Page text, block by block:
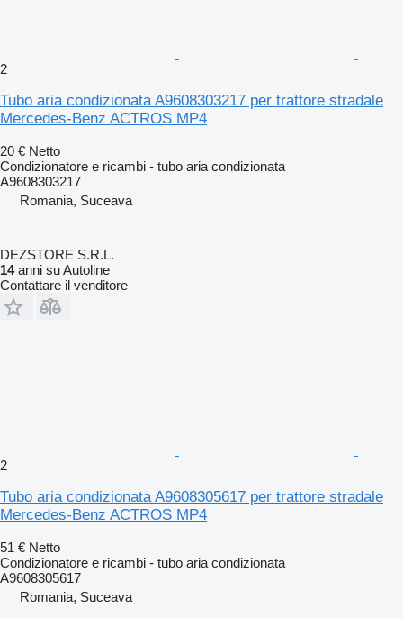
2
Tubo aria condizionata A9608303217 per trattore stradale
Mercedes-Benz ACTROS MP4
20 € Netto
Condizionatore e ricambi - tubo aria condizionata
A9608303217
Romania, Suceava
DEZSTORE S.R.L.
14anni su Autoline
Contattare il venditore
2
Tubo aria condizionata A9608305617 per trattore stradale
Mercedes-Benz ACTROS MP4
51 € Netto
Condizionatore e ricambi - tubo aria condizionata
A9608305617
Romania, Suceava